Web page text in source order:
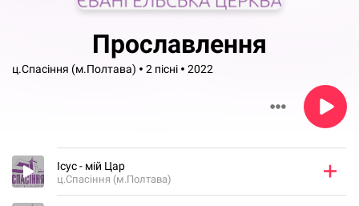
Прославлення
ц.Спасіння (м.Полтава) 2 пісні 2022
Ісус - мій Цар
ц.Спасіння (м.Полтава)